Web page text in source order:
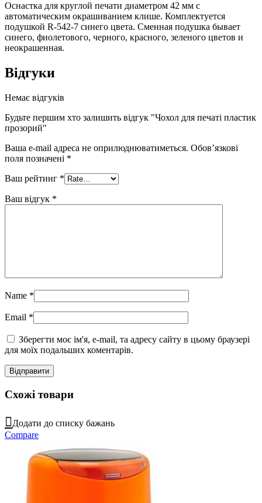
Оснастка для круглой печати диаметром 42 мм с
автоматическим окрашиванием клише. Комплектуется
подушкой R-542-7 синего цвета. Сменная подушка бывает
синего, фиолетового, черного, красного, зеленого цветов и
неокрашенная.
Відгуки
Немає відгуків
Будьте першим хто залишить відгук "Чохол для печаті пластик
прозорий"
Ваша e-mail адреса не оприлюднюватиметься. Обов’язкові
поля позначені *
Ваш рейтинг *
Ваш відгук *
Name *
Email *
Зберегти моє ім'я, e-mail, та адресу сайту в цьому браузері
для моїх подальших коментарів.
Схожі товари
Додати до списку бажань
Compare